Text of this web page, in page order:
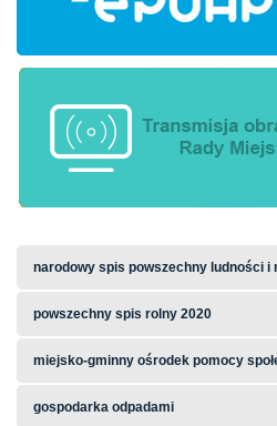
narodowy spis powszechny ludności i
powszechny spis rolny 2020
miejsko-gminny ośrodek pomocy
gospodarka odpadami